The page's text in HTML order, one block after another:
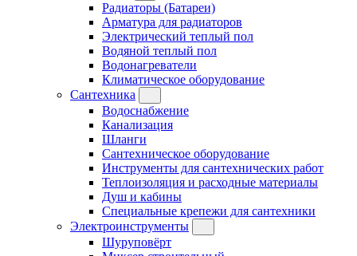
Радиаторы (Батареи)
Арматура для радиаторов
Электрический теплый пол
Водяной теплый пол
Водонагреватели
Климатическое оборудование
Сантехника
Водоснабжение
Канализация
Шланги
Сантехническое оборудование
Инструменты для сантехнических работ
Теплоизоляция и расходные материалы
Душ и кабины
Специальные крепежи для сантехники
Электроинструменты
Шуруповёрт